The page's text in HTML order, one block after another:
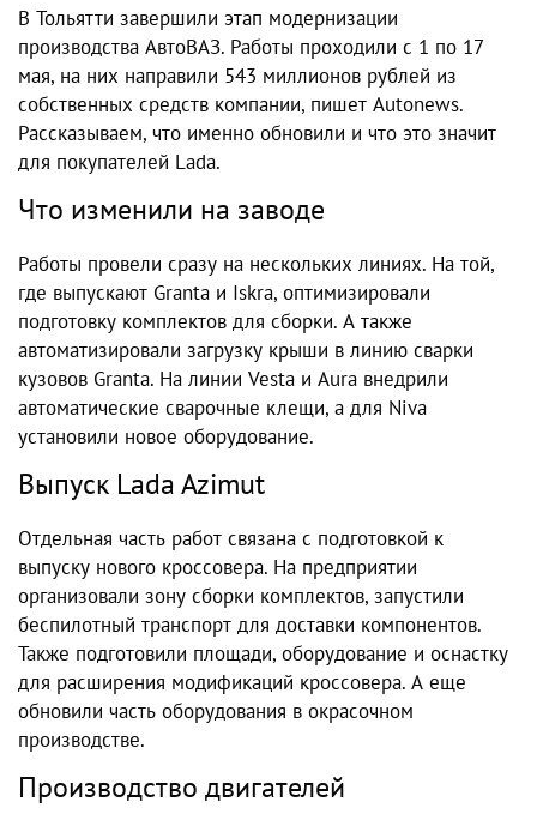
В Тольятти завершили этап модернизации
производства АвтоВАЗ. Работы проходили с 1 по 17
мая, на них направили 543 миллионов рублей из
собственных средств компании, пишет Autonews.
Рассказываем, что именно обновили и что это значит
для покупателей Lada.
Что изменили на заводе
Работы провели сразу на нескольких линиях. На той,
где выпускают Granta и Iskra, оптимизировали
подготовку комплектов для сборки. А также
автоматизировали загрузку крыши в линию сварки
кузовов Granta. На линии Vesta и Aura внедрили
автоматические сварочные клещи, а для Niva
установили новое оборудование.
Выпуск Lada Azimut
Отдельная часть работ связана с подготовкой к
выпуску нового кроссовера. На предприятии
организовали зону сборки комплектов, запустили
беспилотный транспорт для доставки компонентов.
Также подготовили площади, оборудование и оснастку
для расширения модификаций кроссовера. А еще
обновили часть оборудования в окрасочном
производстве.
Производство двигателей